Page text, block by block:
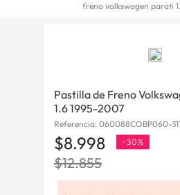
freno volkswagen parati
Pastilla de Freno
1.6 1995-2007
Referencia: 060088COBP060-
$8.998 -30%
$12.855